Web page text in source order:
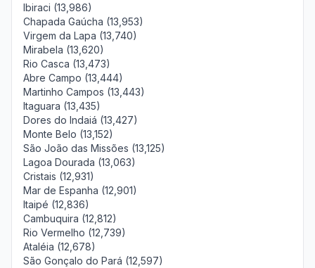
Ibiraci (13,986)
Chapada Gaúcha (13,953)
Virgem da Lapa (13,740)
Mirabela (13,620)
Rio Casca (13,473)
Abre Campo (13,444)
Martinho Campos (13,443)
Itaguara (13,435)
Dores do Indaiá (13,427)
Monte Belo (13,152)
São João das Missões (13,125)
Lagoa Dourada (13,063)
Cristais (12,931)
Mar de Espanha (12,901)
Itaipé (12,836)
Cambuquira (12,812)
Rio Vermelho (12,739)
Ataléia (12,678)
São Gonçalo do Pará (12,597)